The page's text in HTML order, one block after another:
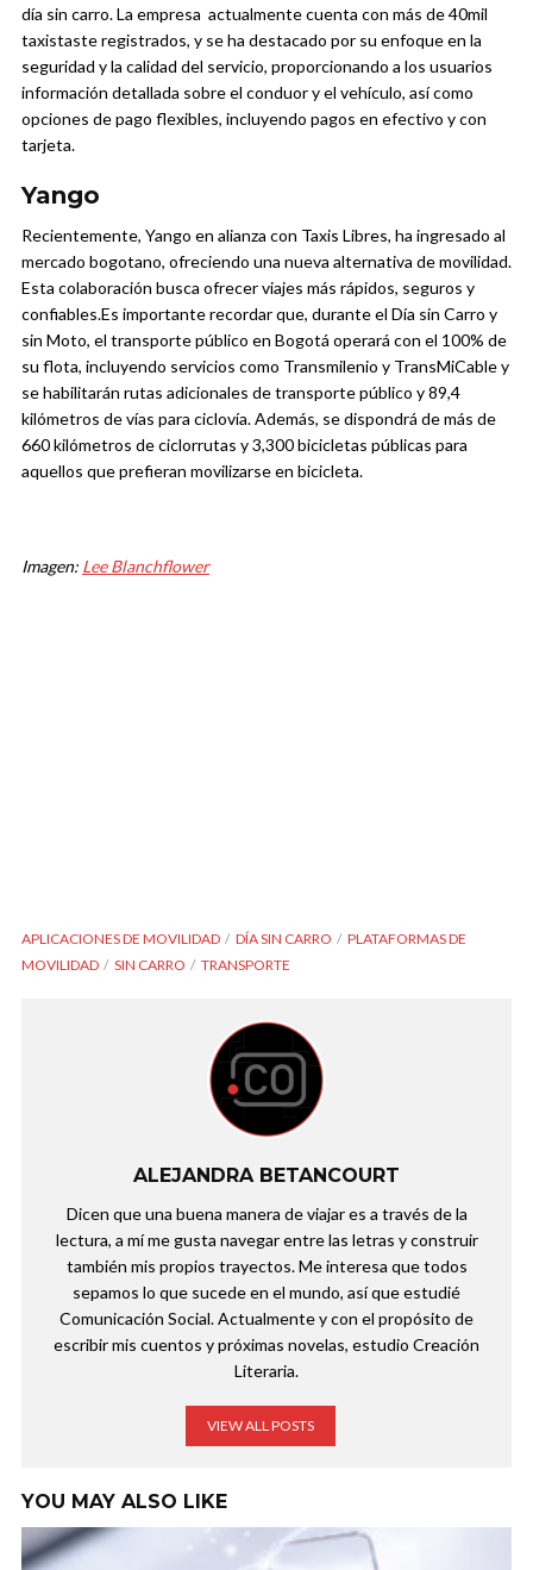
día sin carro. La empresa actualmente cuenta con más de 40mil
taxistaste registrados, y se ha destacado por su enfoque en la
seguridad y la calidad del servicio, proporcionando a los usuarios
información detallada sobre el conduor y el vehículo, así como
opciones de pago flexibles, incluyendo pagos en efectivo y con
tarjeta.
Yango
Recientemente, Yango en alianza con Taxis Libres, ha ingresado al
mercado bogotano, ofreciendo una nueva alternativa de movilidad.
Esta colaboración busca ofrecer viajes más rápidos, seguros y
confiables.Es importante recordar que, durante el Día sin Carro y
sin Moto, el transporte público en Bogotá operará con el 100% de
su flota, incluyendo servicios como Transmilenio y TransMiCable y
se habilitarán rutas adicionales de transporte público y 89,4
kilómetros de vías para ciclovía. Además, se dispondrá de más de
660 kilómetros de ciclorrutas y 3,300 bicicletas públicas para
aquellos que prefieran movilizarse en bicicleta.
Imagen: Lee Blanchflower
APLICACIONES DE MOVILIDAD DÍA SIN CARRO
PLATAFORMAS DE
MOVILIDAD
SIN CARRO TRANSPORTE
ALEJANDRA BETANCOURT
Dicen que una buena manera de viajar es a través de la
lectura, a mí me gusta navegar entre las letras y construir
también mis propios trayectos. Me interesa que todos
sepamos lo que sucede en el mundo, así que estudié
Comunicación Social. Actualmente y con el propósito de
escribir mis cuentos y próximas novelas, estudio Creación
Literaria.
VIEW ALL POSTS
YOU MAY ALSO LIKE